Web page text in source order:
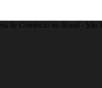
de Comércio no Brasil - São